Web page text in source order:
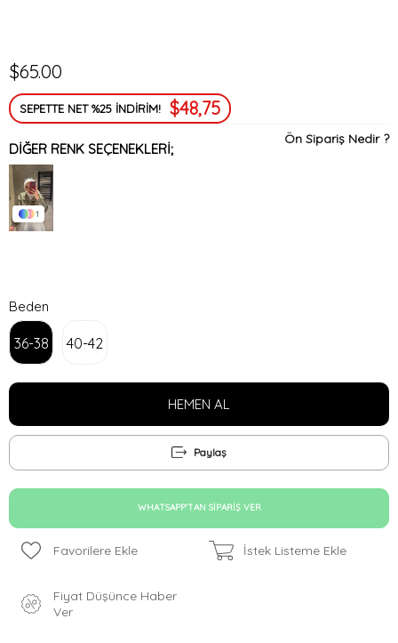
$65.00
SEPETTE NET %25 İNDİRİM! $48,75
Ön Sipariş Nedir ?
DIĞER RENK SEÇENEKLERI;
1
Beden
36-38 40-42
Paylaş
WHATSAPP'TAN SIPARIŞ VER
Favorilere Ekle İstek Listeme Ekle
Fiyat Düşünce Haber
Ver